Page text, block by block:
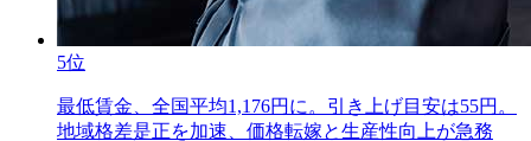
5位
最低賃金、全国平均1,176円に。引き上げ目安は55円。
地域格差是正を加速、価格転嫁と生産性向上が急務